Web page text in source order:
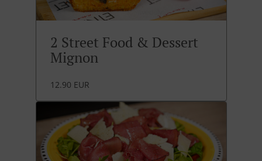
2 Street Food & Dessert
Mignon
12.90 EUR